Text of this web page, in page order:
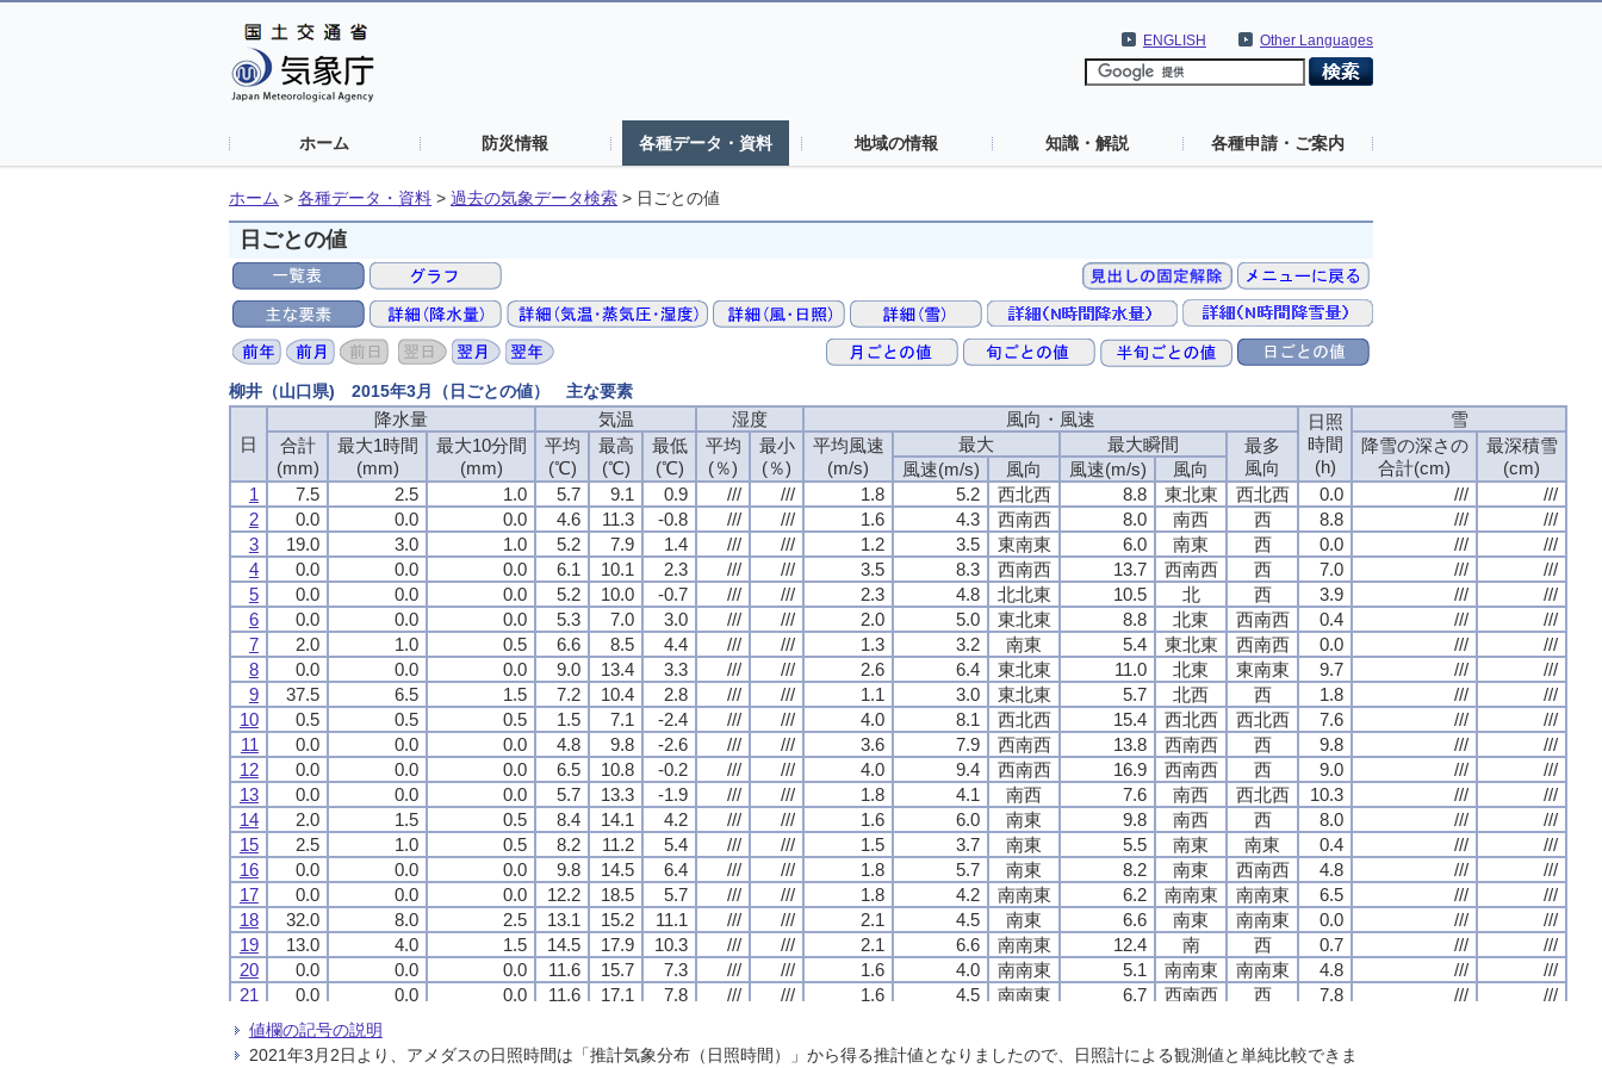
Other Languages
ENGLISH
ホーム 防災情報 各種データ・資料 地域の情報 知識・解説 各種申請・ご案内
ホーム > 各種データ・資料 > 過去の気象データ検索 > 日ごとの値
日ごとの値
柳井（山口県) 2015年3月（日ごとの値） 主な要素
日
降水量 気温 湿度 風向・風速
日照
時間
(h)
雪
合計
(mm)
最大1時間
(mm)
最大10分間
(mm)
平均
(℃)
最高
(℃)
最低
(℃)
平均
(％)
最小
(％)
平均風速
(m/s)
最大 最大瞬間
最多
風向
降雪の深さの
合計(cm)
最深積雪
(cm)
風速(m/s) 風向 風速(m/s)
風向
1
7.5 2.5 1.0 5.7 9.1 0.9 /// /// 1.8 5.2 西北西 8.8 東北東 西北西 0.0 ///
///
2
0.0 0.0 0.0 4.6 11.3 -0.8 /// /// 1.6 4.3 西南西 8.0 南西 西 8.8 ///
///
3
19.0 3.0 1.0 5.2 7.9 1.4 /// /// 1.2 3.5 東南東 6.0 南東 西 0.0 ///
///
4
0.0 0.0 0.0 6.1 10.1 2.3 /// /// 3.5 8.3 西南西 13.7 西南西 西 7.0 ///
///
5
0.0 0.0 0.0 5.2 10.0 -0.7 /// /// 2.3 4.8 北北東 10.5 北 西 3.9 ///
///
6
0.0 0.0 0.0 5.3 7.0 3.0 /// /// 2.0 5.0 東北東 8.8 北東 西南西 0.4 ///
///
7
2.0 1.0 0.5 6.6 8.5 4.4 /// /// 1.3 3.2 南東 5.4 東北東 西南西 0.0 ///
///
8
0.0 0.0 0.0 9.0 13.4 3.3 /// /// 2.6 6.4 東北東 11.0 北東 東南東 9.7 ///
///
9
37.5 6.5 1.5 7.2 10.4 2.8 /// /// 1.1 3.0 東北東 5.7 北西 西 1.8 ///
///
10
0.5 0.5 0.5 1.5 7.1 -2.4 /// /// 4.0 8.1 西北西 15.4 西北西 西北西 7.6 ///
///
11
0.0 0.0 0.0 4.8 9.8 -2.6 /// /// 3.6 7.9 西南西 13.8 西南西 西 9.8 ///
///
12
0.0 0.0 0.0 6.5 10.8 -0.2 /// /// 4.0 9.4 西南西 16.9 西南西 西 9.0 ///
///
13
0.0 0.0 0.0 5.7 13.3 -1.9 /// /// 1.8 4.1 南西 7.6 南西 西北西 10.3 ///
///
14
2.0 1.5 0.5 8.4 14.1 4.2 /// /// 1.6 6.0 南東 9.8 南西 西 8.0 ///
///
15
2.5 1.0 0.5 8.2 11.2 5.4 /// /// 1.5 3.7 南東 5.5 南東 南東 0.4 ///
///
16
0.0 0.0 0.0 9.8 14.5 6.4 /// /// 1.8 5.7 南東 8.2 南東 西南西 4.8 ///
///
17
0.0 0.0 0.0 12.2 18.5 5.7 /// /// 1.8 4.2 南南東 6.2 南南東 南南東 6.5 ///
///
18
32.0 8.0 2.5 13.1 15.2 11.1 /// /// 2.1 4.5 南東 6.6 南東 南南東 0.0 ///
///
19
13.0 4.0 1.5 14.5 17.9 10.3 /// /// 2.1 6.6 南南東 12.4 南 西 0.7 ///
///
20
0.0 0.0 0.0 11.6 15.7 7.3 /// /// 1.6 4.0 南南東 5.1 南南東 南南東 4.8 ///
///
21
0.0 0.0 0.0 11.6 17.1 7.8 /// /// 1.6 4.5 南南東 6.7 西南西 西 7.8 ///
///
22
0.0
23
0.0 0.0 0.0 9.2 15.4 3.0 /// 2.5 7.6 西南西 12.8 西 西 9.3
日
降水量 気温 湿度 風向・風速
日照
時間
(h)
雪
合計
(mm)
最大1時間
(mm)
最大10分間
(mm)
平均
(℃)
最高
(℃)
最低
(℃)
平均
(％)
最小
(％)
平均風速
(m/s)
最大 最大瞬間
最多
風向
降雪の深さの
合計(cm)
最深積雪
(cm)
風速(m/s) 風向 風速(m/s)
風向
1
7.5 2.5 1.0 5.7 9.1 0.9 /// /// 1.8 5.2 西北西 8.8 東北東 西北西 0.0 ///
///
2
0.0 0.0 0.0 4.6 11.3 -0.8 /// /// 1.6 4.3 西南西 8.0 南西 西 8.8 ///
///
3
19.0 3.0 1.0 5.2 7.9 1.4 /// /// 1.2 3.5 東南東 6.0 南東 西 0.0 ///
///
4
0.0 0.0 0.0 6.1 10.1 2.3 /// /// 3.5 8.3 西南西 13.7 西南西 西 7.0 ///
///
5
0.0 0.0 0.0 5.2 10.0 -0.7 /// /// 2.3 4.8 北北東 10.5 北 西 3.9 ///
///
6
0.0 0.0 0.0 5.3 7.0 3.0 /// /// 2.0 5.0 東北東 8.8 北東 西南西 0.4 ///
///
7
2.0 1.0 0.5 6.6 8.5 4.4 /// /// 1.3 3.2 南東 5.4 東北東 西南西 0.0 ///
///
8
0.0 0.0 0.0 9.0 13.4 3.3 /// /// 2.6 6.4 東北東 11.0 北東 東南東 9.7 ///
///
9
37.5 6.5 1.5 7.2 10.4 2.8 /// /// 1.1 3.0 東北東 5.7 北西 西 1.8 ///
///
10
0.5 0.5 0.5 1.5 7.1 -2.4 /// /// 4.0 8.1 西北西 15.4 西北西 西北西 7.6 ///
///
11
0.0 0.0 0.0 4.8 9.8 -2.6 /// /// 3.6 7.9 西南西 13.8 西南西 西 9.8 ///
///
12
0.0 0.0 0.0 6.5 10.8 -0.2 /// /// 4.0 9.4 西南西 16.9 西南西 西 9.0 ///
///
13
0.0 0.0 0.0 5.7 13.3 -1.9 /// /// 1.8 4.1 南西 7.6 南西 西北西 10.3 ///
///
14
2.0 1.5 0.5 8.4 14.1 4.2 /// /// 1.6 6.0 南東 9.8 南西 西 8.0 ///
///
15
2.5 1.0 0.5 8.2 11.2 5.4 /// /// 1.5 3.7 南東 5.5 南東 南東 0.4 ///
///
16
0.0 0.0 0.0 9.8 14.5 6.4 /// /// 1.8 5.7 南東 8.2 南東 西南西 4.8 ///
///
17
0.0 0.0 0.0 12.2 18.5 5.7 /// /// 1.8 4.2 南南東 6.2 南南東 南南東 6.5 ///
///
18
32.0 8.0 2.5 13.1 15.2 11.1 /// /// 2.1 4.5 南東 6.6 南東 南南東 0.0 ///
///
19
13.0 4.0 1.5 14.5 17.9 10.3 /// /// 2.1 6.6 南南東 12.4 南 西 0.7 ///
///
20
0.0 0.0 0.0 11.6 15.7 7.3 /// /// 1.6 4.0 南南東 5.1 南南東 南南東 4.8 ///
///
21
0.0 0.0 0.0 11.6 17.1 7.8 /// /// 1.6 4.5 南南東 6.7 西南西 西 7.8 ///
///
22
0.0
23
0.0 0.0 0.0 9.2 15.4 3.0 /// 2.5 7.6 西南西 12.8 西 西 9.3
日
降水量 気温 湿度 風向・風速
日照
時間
(h)
雪
合計
(mm)
最大1時間
(mm)
最大10分間
(mm)
平均
(℃)
最高
(℃)
最低
(℃)
平均
(％)
最小
(％)
平均風速
(m/s)
最大 最大瞬間
最多
風向
降雪の深さの
合計(cm)
最深積雪
(cm)
風速(m/s) 風向 風速(m/s)
風向
1
7.5 2.5 1.0 5.7 9.1 0.9 /// /// 1.8 5.2 西北西 8.8 東北東 西北西 0.0 ///
///
2
0.0 0.0 0.0 4.6 11.3 -0.8 /// /// 1.6 4.3 西南西 8.0 南西 西 8.8 ///
///
3
19.0 3.0 1.0 5.2 7.9 1.4 /// /// 1.2 3.5 東南東 6.0 南東 西 0.0 ///
///
4
0.0 0.0 0.0 6.1 10.1 2.3 /// /// 3.5 8.3 西南西 13.7 西南西 西 7.0 ///
///
5
0.0 0.0 0.0 5.2 10.0 -0.7 /// /// 2.3 4.8 北北東 10.5 北 西 3.9 ///
///
6
0.0 0.0 0.0 5.3 7.0 3.0 /// /// 2.0 5.0 東北東 8.8 北東 西南西 0.4 ///
///
7
2.0 1.0 0.5 6.6 8.5 4.4 /// /// 1.3 3.2 南東 5.4 東北東 西南西 0.0 ///
///
8
0.0 0.0 0.0 9.0 13.4 3.3 /// /// 2.6 6.4 東北東 11.0 北東 東南東 9.7 ///
///
9
37.5 6.5 1.5 7.2 10.4 2.8 /// /// 1.1 3.0 東北東 5.7 北西 西 1.8 ///
///
10
0.5 0.5 0.5 1.5 7.1 -2.4 /// /// 4.0 8.1 西北西 15.4 西北西 西北西 7.6 ///
///
11
0.0 0.0 0.0 4.8 9.8 -2.6 /// /// 3.6 7.9 西南西 13.8 西南西 西 9.8 ///
///
12
0.0 0.0 0.0 6.5 10.8 -0.2 /// /// 4.0 9.4 西南西 16.9 西南西 西 9.0 ///
///
13
0.0 0.0 0.0 5.7 13.3 -1.9 /// /// 1.8 4.1 南西 7.6 南西 西北西 10.3 ///
///
14
2.0 1.5 0.5 8.4 14.1 4.2 /// /// 1.6 6.0 南東 9.8 南西 西 8.0 ///
///
15
2.5 1.0 0.5 8.2 11.2 5.4 /// /// 1.5 3.7 南東 5.5 南東 南東 0.4 ///
///
16
0.0 0.0 0.0 9.8 14.5 6.4 /// /// 1.8 5.7 南東 8.2 南東 西南西 4.8 ///
///
17
0.0 0.0 0.0 12.2 18.5 5.7 /// /// 1.8 4.2 南南東 6.2 南南東 南南東 6.5 ///
///
18
32.0 8.0 2.5 13.1 15.2 11.1 /// /// 2.1 4.5 南東 6.6 南東 南南東 0.0 ///
///
19
13.0 4.0 1.5 14.5 17.9 10.3 /// /// 2.1 6.6 南南東 12.4 南 西 0.7 ///
///
20
0.0 0.0 0.0 11.6 15.7 7.3 /// /// 1.6 4.0 南南東 5.1 南南東 南南東 4.8 ///
///
21
0.0 0.0 0.0 11.6 17.1 7.8 /// /// 1.6 4.5 南南東 6.7 西南西 西 7.8 ///
///
22
0.0
23
0.0 0.0 0.0 9.2 15.4 3.0 /// 2.5 7.6 西南西 12.8 西 西 9.3
日
降水量 気温 湿度 風向・風速
日照
時間
(h)
雪
合計
(mm)
最大1時間
(mm)
最大10分間
(mm)
平均
(℃)
最高
(℃)
最低
(℃)
平均
(％)
最小
(％)
平均風速
(m/s)
最大 最大瞬間
最多
風向
降雪の深さの
合計(cm)
最深積雪
(cm)
風速(m/s) 風向 風速(m/s)
風向
1
7.5 2.5 1.0 5.7 9.1 0.9 /// /// 1.8 5.2 西北西 8.8 東北東 西北西 0.0 ///
///
2
0.0 0.0 0.0 4.6 11.3 -0.8 /// /// 1.6 4.3 西南西 8.0 南西 西 8.8 ///
///
3
19.0 3.0 1.0 5.2 7.9 1.4 /// /// 1.2 3.5 東南東 6.0 南東 西 0.0 ///
///
4
0.0 0.0 0.0 6.1 10.1 2.3 /// /// 3.5 8.3 西南西 13.7 西南西 西 7.0 ///
///
5
0.0 0.0 0.0 5.2 10.0 -0.7 /// /// 2.3 4.8 北北東 10.5 北 西 3.9 ///
///
6
0.0 0.0 0.0 5.3 7.0 3.0 /// /// 2.0 5.0 東北東 8.8 北東 西南西 0.4 ///
///
7
2.0 1.0 0.5 6.6 8.5 4.4 /// /// 1.3 3.2 南東 5.4 東北東 西南西 0.0 ///
///
8
0.0 0.0 0.0 9.0 13.4 3.3 /// /// 2.6 6.4 東北東 11.0 北東 東南東 9.7 ///
///
9
37.5 6.5 1.5 7.2 10.4 2.8 /// /// 1.1 3.0 東北東 5.7 北西 西 1.8 ///
///
10
0.5 0.5 0.5 1.5 7.1 -2.4 /// /// 4.0 8.1 西北西 15.4 西北西 西北西 7.6 ///
///
11
0.0 0.0 0.0 4.8 9.8 -2.6 /// /// 3.6 7.9 西南西 13.8 西南西 西 9.8 ///
///
12
0.0 0.0 0.0 6.5 10.8 -0.2 /// /// 4.0 9.4 西南西 16.9 西南西 西 9.0 ///
///
13
0.0 0.0 0.0 5.7 13.3 -1.9 /// /// 1.8 4.1 南西 7.6 南西 西北西 10.3 ///
///
14
2.0 1.5 0.5 8.4 14.1 4.2 /// /// 1.6 6.0 南東 9.8 南西 西 8.0 ///
///
15
2.5 1.0 0.5 8.2 11.2 5.4 /// /// 1.5 3.7 南東 5.5 南東 南東 0.4 ///
///
16
0.0 0.0 0.0 9.8 14.5 6.4 /// /// 1.8 5.7 南東 8.2 南東 西南西 4.8 ///
///
17
0.0 0.0 0.0 12.2 18.5 5.7 /// /// 1.8 4.2 南南東 6.2 南南東 南南東 6.5 ///
///
18
32.0 8.0 2.5 13.1 15.2 11.1 /// /// 2.1 4.5 南東 6.6 南東 南南東 0.0 ///
///
19
13.0 4.0 1.5 14.5 17.9 10.3 /// /// 2.1 6.6 南南東 12.4 南 西 0.7 ///
///
20
0.0 0.0 0.0 11.6 15.7 7.3 /// /// 1.6 4.0 南南東 5.1 南南東 南南東 4.8 ///
///
21
0.0 0.0 0.0 11.6 17.1 7.8 /// /// 1.6 4.5 南南東 6.7 西南西 西 7.8 ///
///
22
0.0
23
0.0 0.0 0.0 9.2 15.4 3.0 /// 2.5 7.6 西南西 12.8 西 西 9.3
値欄の記号の説明
2021年3月2日より、アメダスの日照時間は「推計気象分布（日照時間）」から得る推計値となりましたので、日照計による観測値と単純比較できま